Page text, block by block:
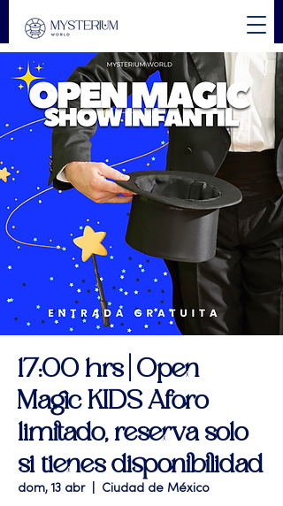
17:00 hrs | Open
Magic KIDS Aforo
limitado, reserva solo
si tienes disponibilidad
dom, 13 abr
  |
Ciudad de México